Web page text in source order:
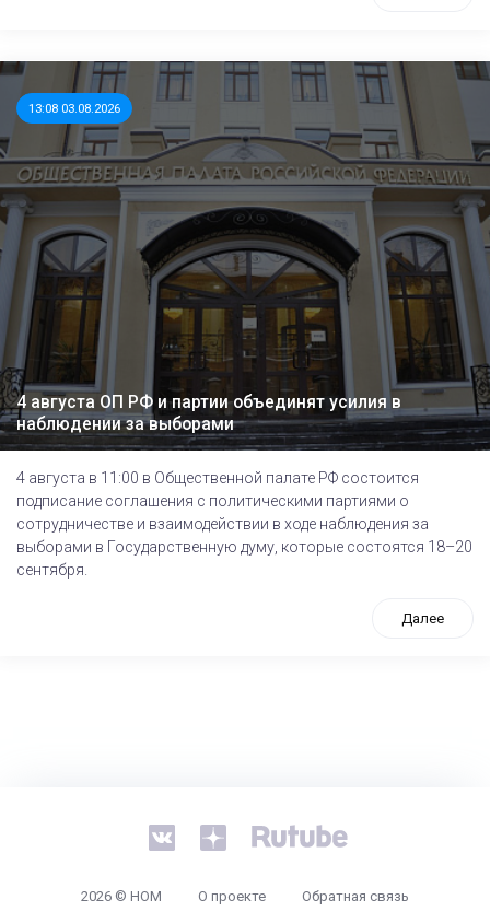
13:08 03.08.2026
4 августа ОП РФ и партии объединят усилия в
наблюдении за выборами
4 августа в 11:00 в Общественной палате РФ состоится
подписание соглашения с политическими партиями о
сотрудничестве и взаимодействии в ходе наблюдения за
выборами в Государственную думу, которые состоятся 18–20
сентября.
Далее
2026 © НОМ О проекте Обратная связь